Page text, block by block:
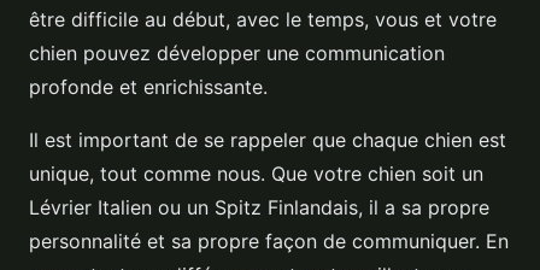
être difficile au début, avec le temps, vous et votre
chien pouvez développer une communication
profonde et enrichissante.
Il est important de se rappeler que chaque chien est
unique, tout comme nous. Que votre chien soit un
Lévrier Italien ou un Spitz Finlandais, il a sa propre
personnalité et sa propre façon de communiquer. En